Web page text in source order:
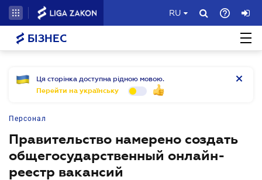
RU
БІЗНЕС
Ця сторінка доступна рідною мовою.
Перейти на українську
Персонал
Правительство намерено создать
общегосударственный онлайн-
реестр вакансий